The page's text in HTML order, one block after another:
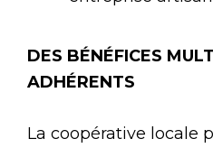
DES BÉNÉFICES
ADHÉRENTS
La coopérative locale